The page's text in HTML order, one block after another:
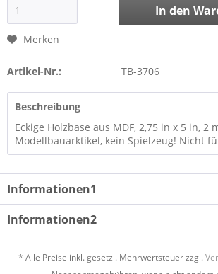
In den
Merken
Artikel-Nr.: TB-3706
Beschreibung
Eckige Holzbase aus MDF, 2,75 in x 5 in, 2
Modellbauarktikel, kein Spielzeug! Nicht
Informationen1
Informationen2
* Alle Preise inkl. gesetzl. Mehrwertsteuer zzgl.